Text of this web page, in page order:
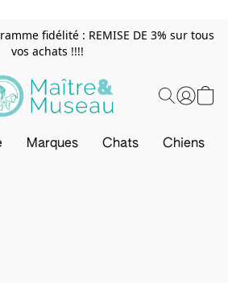
fidélité : REMISE DE 3% sur tous
vos achats !!!!
Marques Chats Chiens